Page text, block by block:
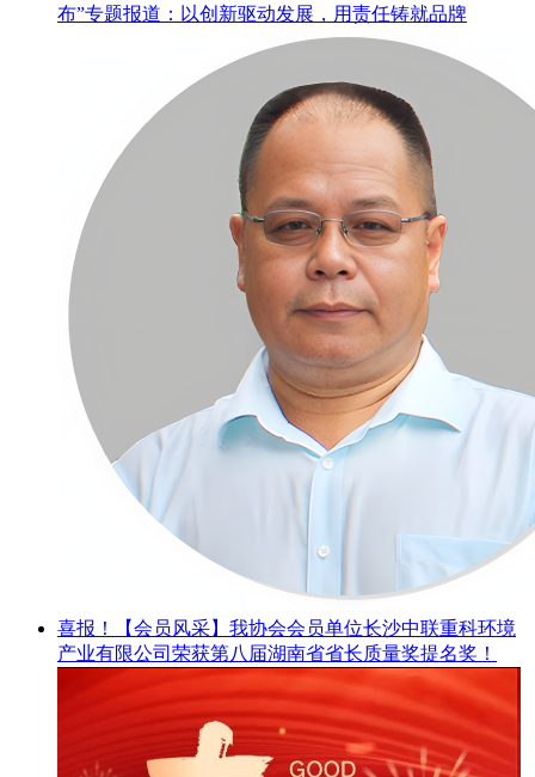
布”专题报道：以创新驱动发展，用责任铸就品牌
喜报！【会员风采】我协会会员单位长沙中联重科环境
产业有限公司荣获第八届湖南省省长质量奖提名奖！